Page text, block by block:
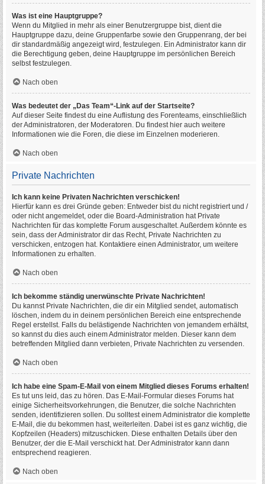
Was ist eine Hauptgruppe?
Wenn du Mitglied in mehr als einer Benutzergruppe bist, dient die
Hauptgruppe dazu, deine Gruppenfarbe sowie den Gruppenrang, der bei
dir standardmäßig angezeigt wird, festzulegen. Ein Administrator kann dir
die Berechtigung geben, deine Hauptgruppe im persönlichen Bereich
selbst festzulegen.
Nach oben
Was bedeutet der „Das Team“-Link auf der Startseite?
Auf dieser Seite findest du eine Auflistung des Forenteams, einschließlich
der Administratoren, der Moderatoren. Du findest hier auch weitere
Informationen wie die Foren, die diese im Einzelnen moderieren.
Nach oben
Private Nachrichten
Ich kann keine Privaten Nachrichten verschicken!
Hierfür kann es drei Gründe geben: Entweder bist du nicht registriert und /
oder nicht angemeldet, oder die Board-Administration hat Private
Nachrichten für das komplette Forum ausgeschaltet. Außerdem könnte es
sein, dass der Administrator dir das Recht, Private Nachrichten zu
verschicken, entzogen hat. Kontaktiere einen Administrator, um weitere
Informationen zu erhalten.
Nach oben
Ich bekomme ständig unerwünschte Private Nachrichten!
Du kannst Private Nachrichten, die dir ein Mitglied sendet, automatisch
löschen, indem du in deinem persönlichen Bereich eine entsprechende
Regel erstellst. Falls du belästigende Nachrichten von jemandem erhältst,
so kannst du dies auch einem Administrator melden. Dieser kann dem
betreffenden Mitglied dann verbieten, Private Nachrichten zu versenden.
Nach oben
Ich habe eine Spam-E-Mail von einem Mitglied dieses Forums erhalten!
Es tut uns leid, das zu hören. Das E-Mail-Formular dieses Forums hat
einige Sicherheitsvorkehrungen, die Benutzer, die solche Nachrichten
senden, identifizieren sollen. Du solltest einem Administrator die komplette
E-Mail, die du bekommen hast, weiterleiten. Dabei ist es ganz wichtig, die
Kopfzeilen (Headers) mitzuschicken. Diese enthalten Details über den
Benutzer, der die E-Mail verschickt hat. Der Administrator kann dann
entsprechend reagieren.
Nach oben